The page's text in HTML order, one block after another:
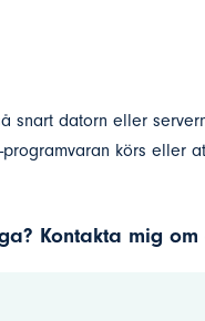
snart datorn eller
programvaran körs eller
Kontakta mig